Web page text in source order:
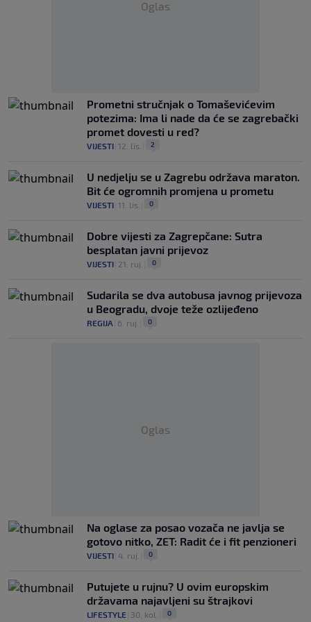
Oglas
Prometni stručnjak o Tomaševićevim
potezima: Ima li nade da će se zagrebački
promet dovesti u red?
VIJESTI 12. lis. 2
U nedjelju se u Zagrebu održava maraton.
Bit će ogromnih promjena u prometu
VIJESTI 11. lis. 0
Dobre vijesti za Zagrepčane: Sutra
besplatan javni prijevoz
VIJESTI 21. ruj. 0
Sudarila se dva autobusa javnog prijevoza
u Beogradu, dvoje teže ozlijeđeno
REGIJA 6. ruj. 0
Oglas
Na oglase za posao vozača ne javlja se
gotovo nitko, ZET: Radit će i fit penzioneri
VIJESTI 4. ruj. 0
Putujete u rujnu? U ovim europskim
državama najavljeni su štrajkovi
LIFESTYLE 30. kol. 0